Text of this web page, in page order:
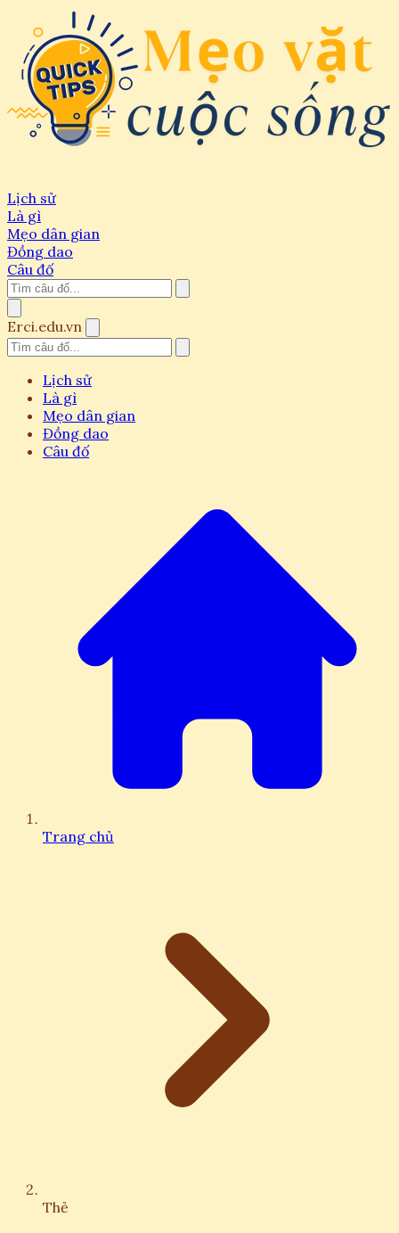
Lịch sử
Là gì
Mẹo dân gian
Đồng dao
Câu đố
Erci.edu.vn
Lịch sử
Là gì
Mẹo dân gian
Đồng dao
Câu đố
Trang chủ
Thẻ